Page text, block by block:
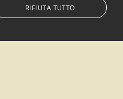
RIFIUTA TUTTO